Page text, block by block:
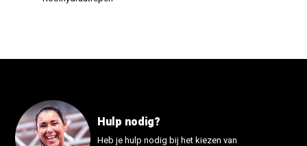
Hulp nodig?
Heb je hulp nodig bij het kiezen van